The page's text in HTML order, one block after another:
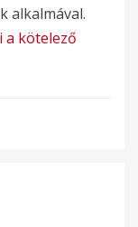
alkalmával.
a kötelező